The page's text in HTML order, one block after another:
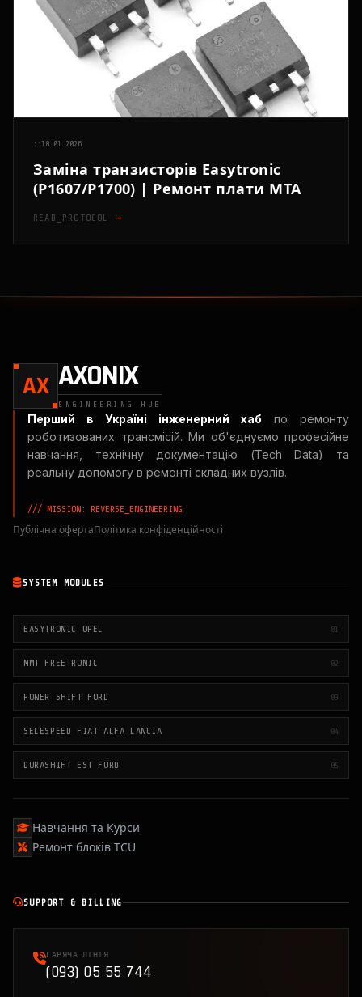
:: 18.01.2026
Заміна транзисторів Easytronic
(P1607/P1700) | Ремонт плати MTA
READ_PROTOCOL →
AX AXONIX
ENGINEERING HUB
Перший в Україні інженерний хаб по ремонту
роботизованих трансмісій. Ми об'єднуємо професійне
навчання, технічну документацію (Tech Data) та
реальну допомогу в ремонті складних вузлів.
/// MISSION: REVERSE_ENGINEERING
Публічна офертаПолітика конфіденційності
SYSTEM MODULES
EASYTRONIC OPEL 01
MMT FREETRONIC 02
POWER SHIFT FORD 03
SELESPEED FIAT ALFA LANCIA 04
DURASHIFT EST FORD 05
Навчання та Курси
Ремонт блоків TCU
SUPPORT & BILLING
ГАРЯЧА ЛІНІЯ
(093) 05 55 744